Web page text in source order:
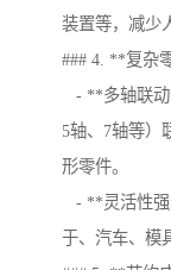
装置等，减少
### 4. **复杂
- **多轴联动
5轴、7轴等）
形零件。
- **灵活性强
于、汽车、模